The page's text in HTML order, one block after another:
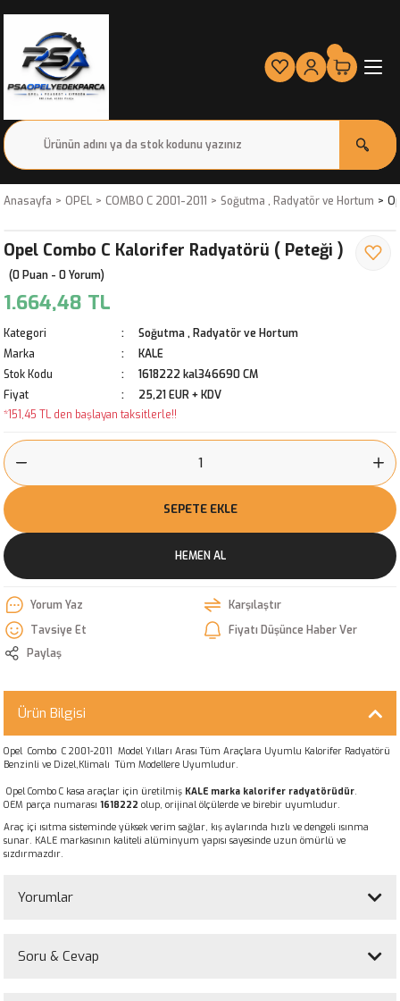
Anasayfa OPEL COMBO C 2001-2011 Soğutma , Radyatör ve Hortum
Opel Combo C Kalorifer Radyatörü ( Peteği )
(0 Puan - 0 Yorum)
1.664,48 TL
Kategori
Soğutma , Radyatör ve Hortum
Marka
KALE
Stok Kodu
1618222 kal346690 CM
Fiyat
25,21 EUR + KDV
*151,45 TL den başlayan taksitlerle!!
SEPETE EKLE
HEMEN AL
Yorum Yaz
Karşılaştır
Tavsiye Et
Fiyatı Düşünce Haber Ver
Paylaş
Ürün Bilgisi
Opel Combo C 2001-2011 Model Yılları Arası Tüm Araçlara Uyumlu Kalorifer Radyatörü
Benzinli ve Dizel,Klimalı Tüm Modellere Uyumludur.
Opel Combo C kasa araçlar için üretilmiş KALE marka kalorifer radyatörüdür.
OEM parça numarası 1618222 olup, orijinal ölçülerde ve birebir uyumludur.
Araç içi ısıtma sisteminde yüksek verim sağlar, kış aylarında hızlı ve dengeli ısınma
sunar. KALE markasının kaliteli alüminyum yapısı sayesinde uzun ömürlü ve
sızdırmazdır.
Yorumlar
Soru & Cevap